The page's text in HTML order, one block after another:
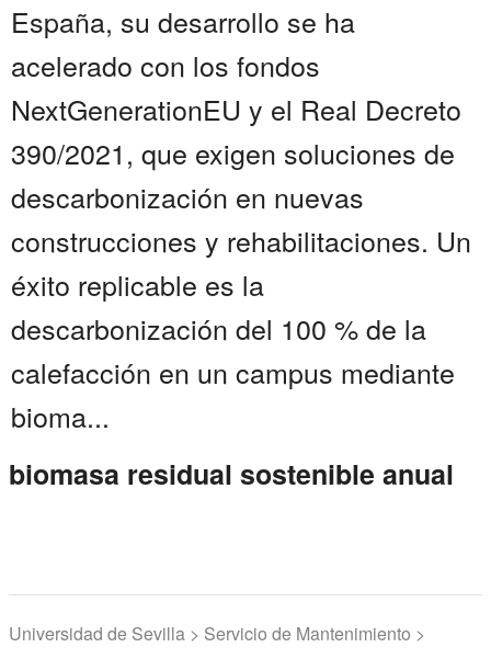
España, su desarrollo se ha
acelerado con los fondos
NextGenerationEU y el Real Decreto
390/2021, que exigen soluciones de
descarbonización en nuevas
construcciones y rehabilitaciones. Un
éxito replicable es la
descarbonización del 100 % de la
calefacción en un campus mediante
bioma...
biomasa residual sostenible anual
Universidad de Sevilla > Servicio de Mantenimiento >